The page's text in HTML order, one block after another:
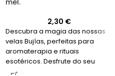
2,30 €
Descubra a magia das nossas
velas Bujías, perfeitas para
aromaterapia e rituais
esotéricos. Desfrute do seu
suave aroma a mel enquanto